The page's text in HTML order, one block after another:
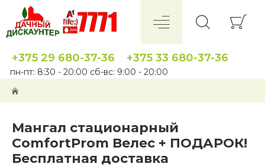
+375 29 680-37-36 +375 33 680-37-36
пн-пт: 8:30 - 20:00 сб-вс: 9:00 - 20:00
Мангал стационарный
ComfortProm Велес + ПОДАРОК!
Бесплатная доставка